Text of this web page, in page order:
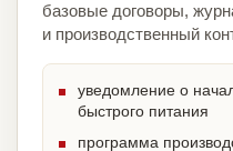
базовые договоры,
и производственный
уведомление о
быстрого питания
программа